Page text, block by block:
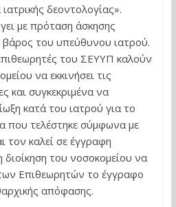
δεοντολογίας».
με πρόταση άσκησης
βάρος του υπεύθυνου ιατρού.
του ΣΕΥΥΠ καλούν
να εκκινήσει τις
και συγκεκριμένα να
κατά του ιατρού για το
που τελέστηκε σύμφωνα με
τον καλεί σε έγγραφη
διοίκηση του νοσοκομείου να
Επιθεωρητών το έγγραφο
απόφασης.